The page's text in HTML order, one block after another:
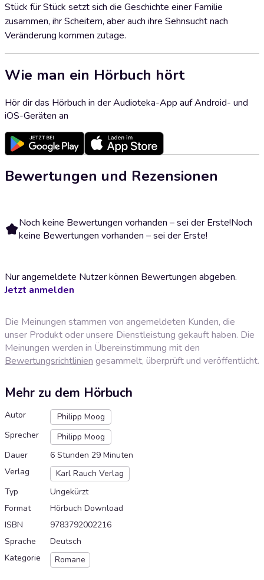
Stück für Stück setzt sich die Geschichte einer Familie
zusammen, ihr Scheitern, aber auch ihre Sehnsucht nach
Veränderung kommen zutage.
Wie man ein Hörbuch hört
Hör dir das Hörbuch in der Audioteka-App auf Android- und
iOS-Geräten an
Bewertungen und Rezensionen
Noch keine Bewertungen vorhanden – sei der Erste!Noch
keine Bewertungen vorhanden – sei der Erste!
Nur angemeldete Nutzer können Bewertungen abgeben.
Jetzt anmelden
Die Meinungen stammen von angemeldeten Kunden, die
unser Produkt oder unsere Dienstleistung gekauft haben. Die
Meinungen werden in Übereinstimmung mit den
Bewertungsrichtlinien gesammelt, überprüft und veröffentlicht.
Mehr zu dem Hörbuch
Autor
Philipp Moog
Sprecher
Philipp Moog
Dauer
6 Stunden 29 Minuten
Verlag
Karl Rauch Verlag
Typ
Ungekürzt
Format
Hörbuch Download
ISBN
9783792002216
Sprache
Deutsch
Kategorie
Romane